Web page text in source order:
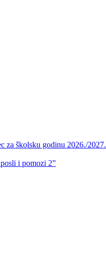
za školsku godinu 2026./2027.
i pomozi 2”